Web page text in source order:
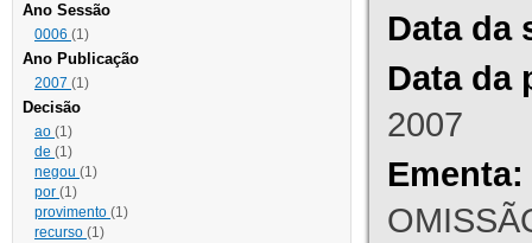
Ano Sessão
0006 (1)
Ano Publicação
2007 (1)
Decisão
ao (1)
de (1)
negou (1)
por (1)
provimento (1)
recurso (1)
Data da
Data da
2007
Ementa: